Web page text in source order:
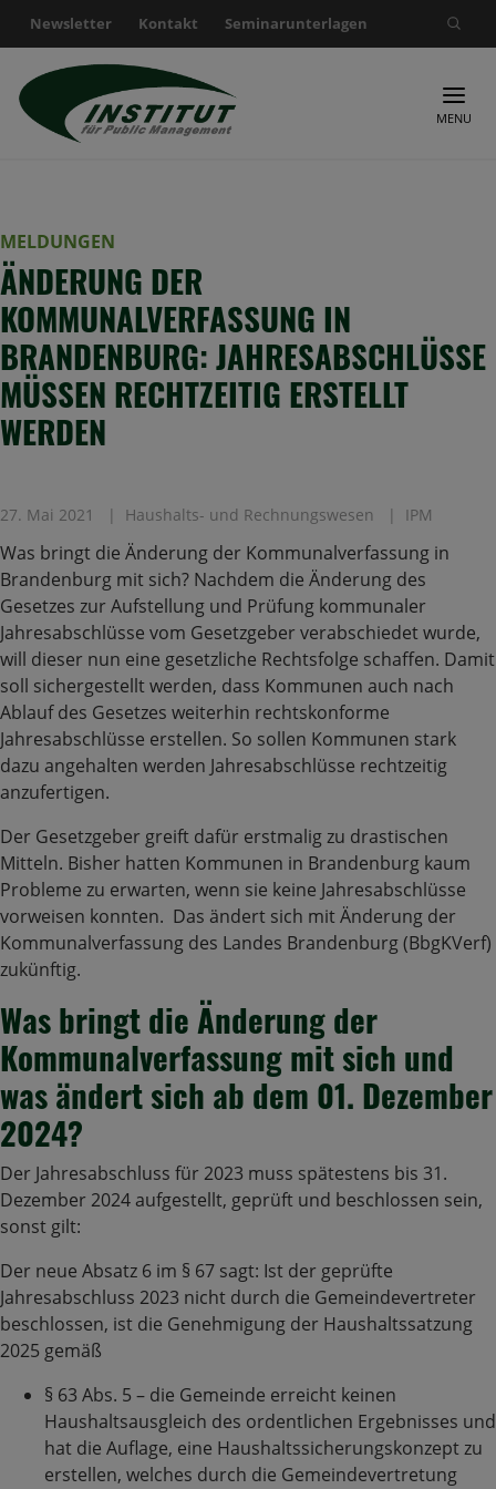
Newsletter Kontakt Seminarunterlagen
Suche nach:
MENU
MELDUNGEN
ÄNDERUNG DER
KOMMUNALVERFASSUNG IN
BRANDENBURG: JAHRESABSCHLÜSSE
MÜSSEN RECHTZEITIG ERSTELLT
WERDEN
27. Mai 2021 Haushalts- und Rechnungswesen IPM
Was bringt die Änderung der Kommunalverfassung in
Brandenburg mit sich? Nachdem die Änderung des
Gesetzes zur Aufstellung und Prüfung kommunaler
Jahresabschlüsse vom Gesetzgeber verabschiedet wurde,
will dieser nun eine gesetzliche Rechtsfolge schaffen. Damit
soll sichergestellt werden, dass Kommunen auch nach
Ablauf des Gesetzes weiterhin rechtskonforme
Jahresabschlüsse erstellen. So sollen Kommunen stark
dazu angehalten werden Jahresabschlüsse rechtzeitig
anzufertigen.
Der Gesetzgeber greift dafür erstmalig zu drastischen
Mitteln. Bisher hatten Kommunen in Brandenburg kaum
Probleme zu erwarten, wenn sie keine Jahresabschlüsse
vorweisen konnten. Das ändert sich mit Änderung der
Kommunalverfassung des Landes Brandenburg (BbgKVerf)
zukünftig.
Was bringt die Änderung der
Kommunalverfassung mit sich und
was ändert sich ab dem 01. Dezember
2024?
Der Jahresabschluss für 2023 muss spätestens bis 31.
Dezember 2024 aufgestellt, geprüft und beschlossen sein,
sonst gilt:
Der neue Absatz 6 im § 67 sagt: Ist der geprüfte
Jahresabschluss 2023 nicht durch die Gemeindevertreter
beschlossen, ist die Genehmigung der Haushaltssatzung
2025 gemäß
§ 63 Abs. 5 – die Gemeinde erreicht keinen
Haushaltsausgleich des ordentlichen Ergebnisses und
hat die Auflage, eine Haushaltssicherungskonzept zu
erstellen, welches durch die Gemeindevertretung